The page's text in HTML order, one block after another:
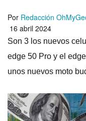
Por Redacción
16 abril 2024
Son 3 los nuevos
edge 50 Pro y el
unos nuevos moto